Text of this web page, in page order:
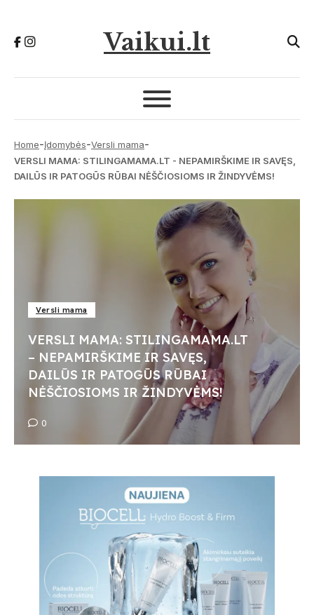
Vaikui.lt
Home-Įdomybės-Versli mama-
VERSLI MAMA: STILINGAMAMA.LT - NEPAMIRŠKIME IR SAVĘS,
DAILŪS IR PATOGŪS RŪBAI NĖŠČIOSIOMS IR ŽINDYVĖMS!
Versli mama
VERSLI MAMA: STILINGAMAMA.LT
– NEPAMIRŠKIME IR SAVĘS,
DAILŪS IR PATOGŪS RŪBAI
NĖŠČIOSIOMS IR ŽINDYVĖMS!
0